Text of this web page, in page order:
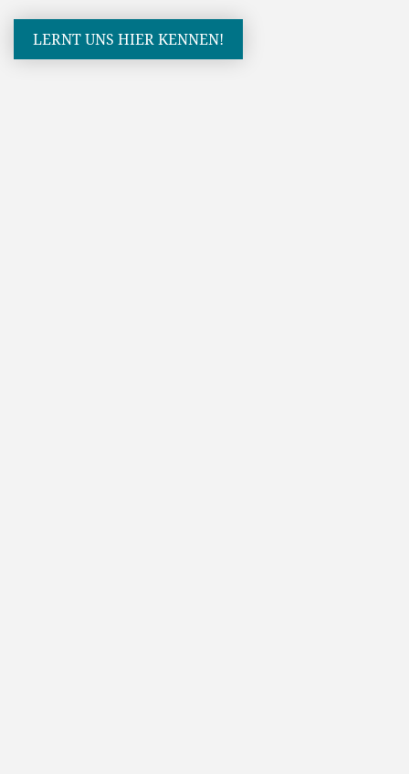
LERNT UNS HIER KENNEN!